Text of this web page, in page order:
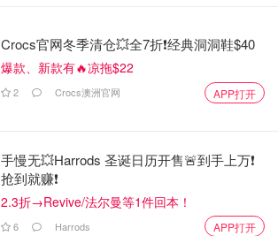
Crocs官网冬季清仓💥全7折❗经典洞洞鞋$40
爆款、新款有🔥凉拖$22
2 Crocs澳洲官网 APP打开
手慢无💥Harrods 圣诞日历开售🚨到手上万❗️
抢到就赚❗️
2.3折→Revive/法尔曼等1件回本！
6 Harrods APP打开